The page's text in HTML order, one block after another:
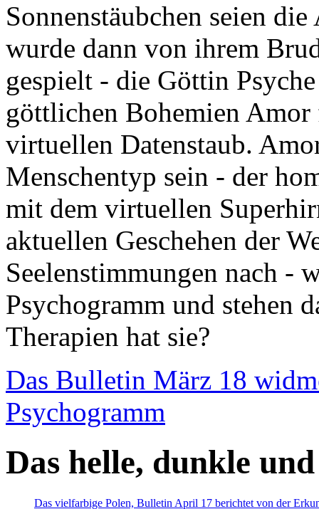
Sonnenstäubchen seien
wurde dann von ihrem
gespielt - die Göttin
göttlichen Bohemien
virtuellen Datenstaub.
Menschentyp sein - der
mit dem virtuellen
aktuellen Geschehen der
Seelenstimmungen nach -
Psychogramm und stehen
Therapien hat sie?
Das Bulletin März 18
Psychogramm
Das helle, dunkle
Das vielfarbige Polen, Bulletin April 17 berichtet von der